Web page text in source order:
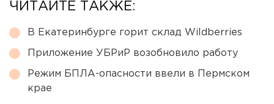
ЧИТАЙТЕ ТАКЖЕ:
В Екатеринбурге горит склад Wildberries
Приложение УБРиР возобновило работу
Режим БПЛА-опасности ввели в Пермском
крае